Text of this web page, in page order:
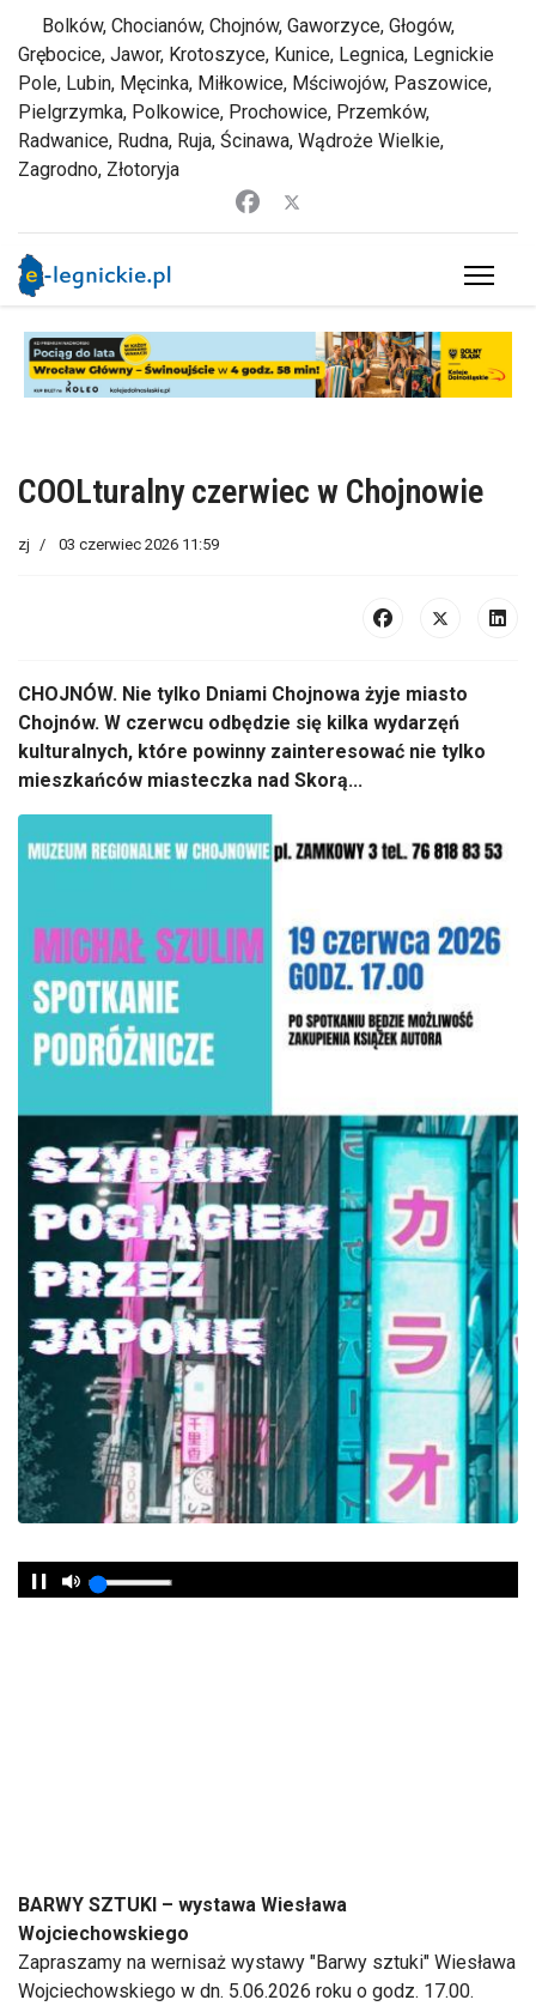
Bolków, Chocianów, Chojnów, Gaworzyce, Głogów,
Grębocice, Jawor, Krotoszyce, Kunice, Legnica, Legnickie
Pole, Lubin, Męcinka, Miłkowice, Mściwojów, Paszowice,
Pielgrzymka, Polkowice, Prochowice, Przemków,
Radwanice, Rudna, Ruja, Ścinawa, Wądroże Wielkie,
Zagrodno, Złotoryja
COOLturalny czerwiec w Chojnowie
zj 03 czerwiec 2026 11:59
CHOJNÓW. Nie tylko Dniami Chojnowa żyje miasto
Chojnów. W czerwcu odbędzie się kilka wydarzęń
kulturalnych, które powinny zainteresować nie tylko
mieszkańców miasteczka nad Skorą...
BARWY SZTUKI – wystawa Wiesława
Wojciechowskiego
Zapraszamy na wernisaż wystawy "Barwy sztuki" Wiesława
Wojciechowskiego w dn. 5.06.2026 roku o godz. 17.00.